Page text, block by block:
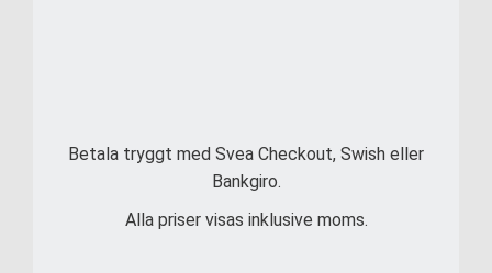
Betala tryggt med Svea Checkout, Swish eller
Bankgiro.
Alla priser visas inklusive moms.